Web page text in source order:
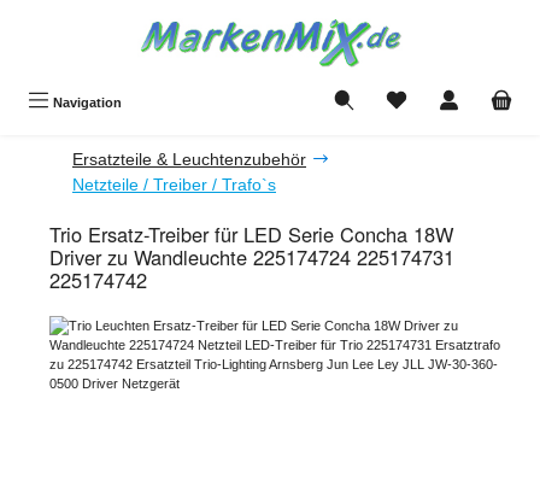
Navigation Du hast 0 Produkte
Ersatzteile & Leuchtenzubehör
Netzteile / Treiber / Trafo`s
Trio Ersatz-Treiber für LED Serie Concha 18W
Driver zu Wandleuchte 225174724 225174731
225174742
Bildergalerie überspringen